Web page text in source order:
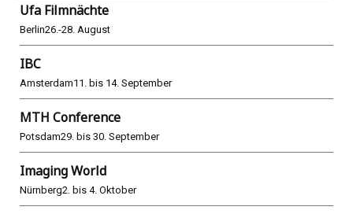
Ufa Filmnächte
Berlin26.-28. August
IBC
Amsterdam11. bis 14. September
MTH Conference
Potsdam29. bis 30. September
Imaging World
Nürnberg2. bis 4. Oktober